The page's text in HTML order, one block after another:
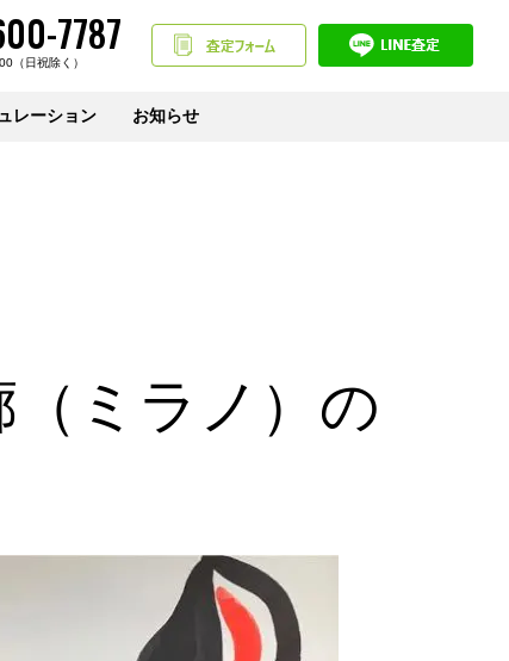
7787
（日祝除く）
レーション お知らせ
（ミラノ）の